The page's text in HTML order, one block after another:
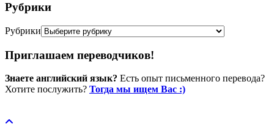
Рубрики
Рубрики
Приглашаем переводчиков!
Знаете английский язык? Есть опыт письменного перевода?
Хотите послужить? Тогда мы ищем Вас :)